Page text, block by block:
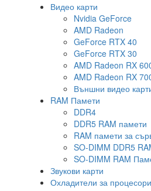
Видео карти
Nvidia GeForce
AMD Radeon
GeForce RTX 40
GeForce RTX 30
AMD Radeon RX
AMD Radeon RX
Външни видео
RAM Памети
DDR4
DDR5 RAM памети
RAM памети за
SO-DIMM DDR5
SO-DIMM RAM
Звукови карти
Охладители за процесори